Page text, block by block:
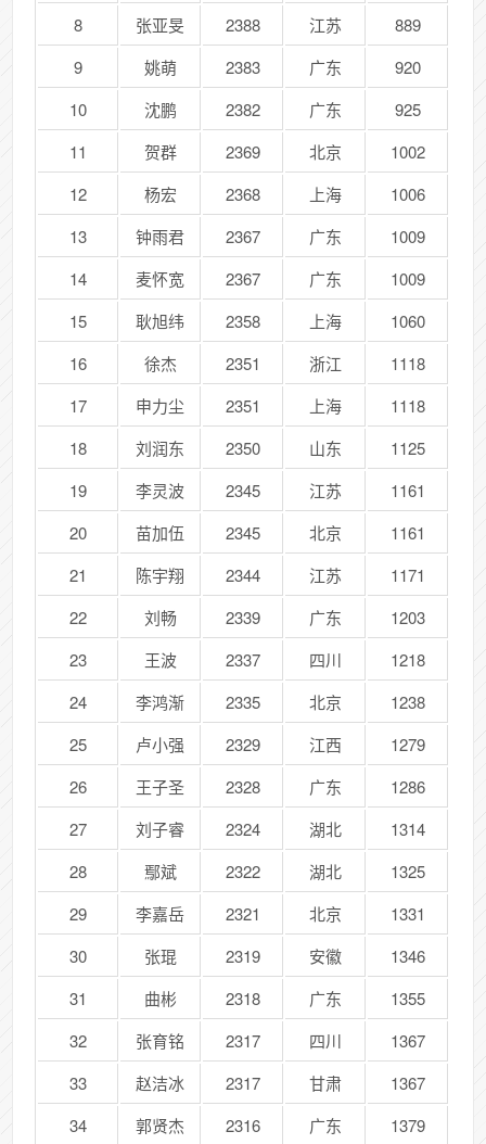
8
张亚旻 2388 江苏
889
9
姚萌 2383 广东
920
10
沈鹏 2382 广东
925
11
贺群 2369 北京
1002
12
杨宏 2368 上海
1006
13
钟雨君 2367 广东
1009
14
麦怀宽 2367 广东
1009
15
耿旭纬 2358 上海
1060
16
徐杰 2351 浙江
1118
17
申力尘 2351 上海
1118
18
刘润东 2350 山东
1125
19
李灵波 2345 江苏
1161
20
苗加伍 2345 北京
1161
21
陈宇翔 2344 江苏
1171
22
刘畅 2339 广东
1203
23
王波 2337 四川
1218
24
李鸿渐 2335 北京
1238
25
卢小强 2329 江西
1279
26
王子圣 2328 广东
1286
27
刘子睿 2324 湖北
1314
28
鄢斌 2322 湖北
1325
29
李嘉岳 2321 北京
1331
30
张琨 2319 安徽
1346
31
曲彬 2318 广东
1355
32
张育铭 2317 四川
1367
33
赵洁冰 2317 甘肃
1367
34
郭贤杰 2316 广东
1379